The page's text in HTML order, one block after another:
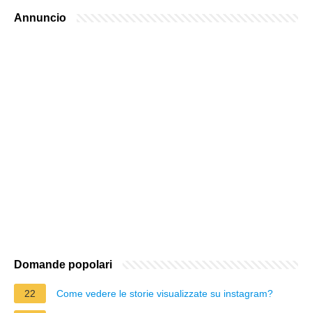
Annuncio
Domande popolari
22 Come vedere le storie visualizzate su instagram?